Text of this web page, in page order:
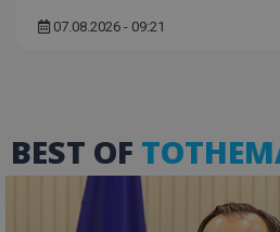
07.08.2026 - 09:21
BEST OF
VISITOR_PRIVACY_METADATA